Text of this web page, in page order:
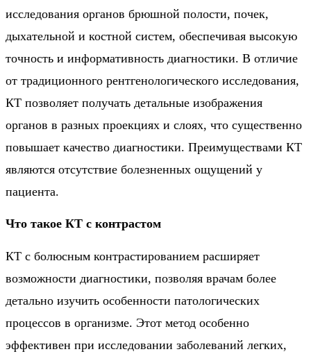
исследования органов брюшной полости, почек,
дыхательной и костной систем, обеспечивая высокую
точность и информативность диагностики. В отличие
от традиционного рентгенологического исследования,
КТ позволяет получать детальные изображения
органов в разных проекциях и слоях, что существенно
повышает качество диагностики. Преимуществами КТ
являются отсутствие болезненных ощущений у
пациента.
Что такое КТ с контрастом
КТ с болюсным контрастированием расширяет
возможности диагностики, позволяя врачам более
детально изучить особенности патологических
процессов в организме. Этот метод особенно
эффективен при исследовании заболеваний легких,